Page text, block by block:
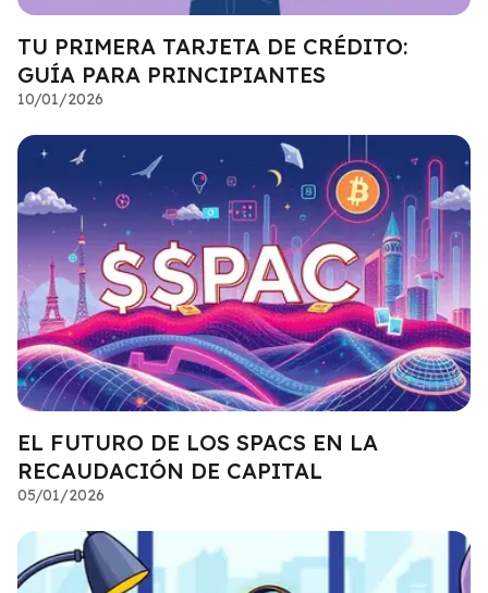
TU PRIMERA TARJETA DE CRÉDITO:
GUÍA PARA PRINCIPIANTES
10/01/2026
EL FUTURO DE LOS SPACS EN LA
RECAUDACIÓN DE CAPITAL
05/01/2026